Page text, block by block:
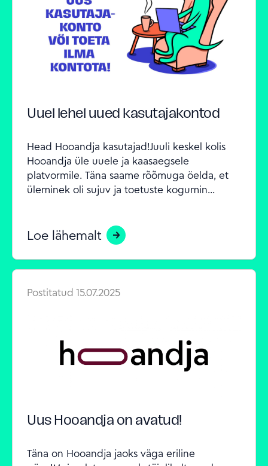
Uuel lehel uued kasutajakontod
Head Hooandja kasutajad!Juuli keskel kolis
Hooandja üle uuele ja kaasaegsele
platvormile. Täna saame rõõmuga öelda, et
üleminek oli sujuv ja toetuste kogumin...
Loe lähemalt
Postitatud 15.07.2025
Uus Hooandja on avatud!
Täna on Hooandja jaoks väga eriline